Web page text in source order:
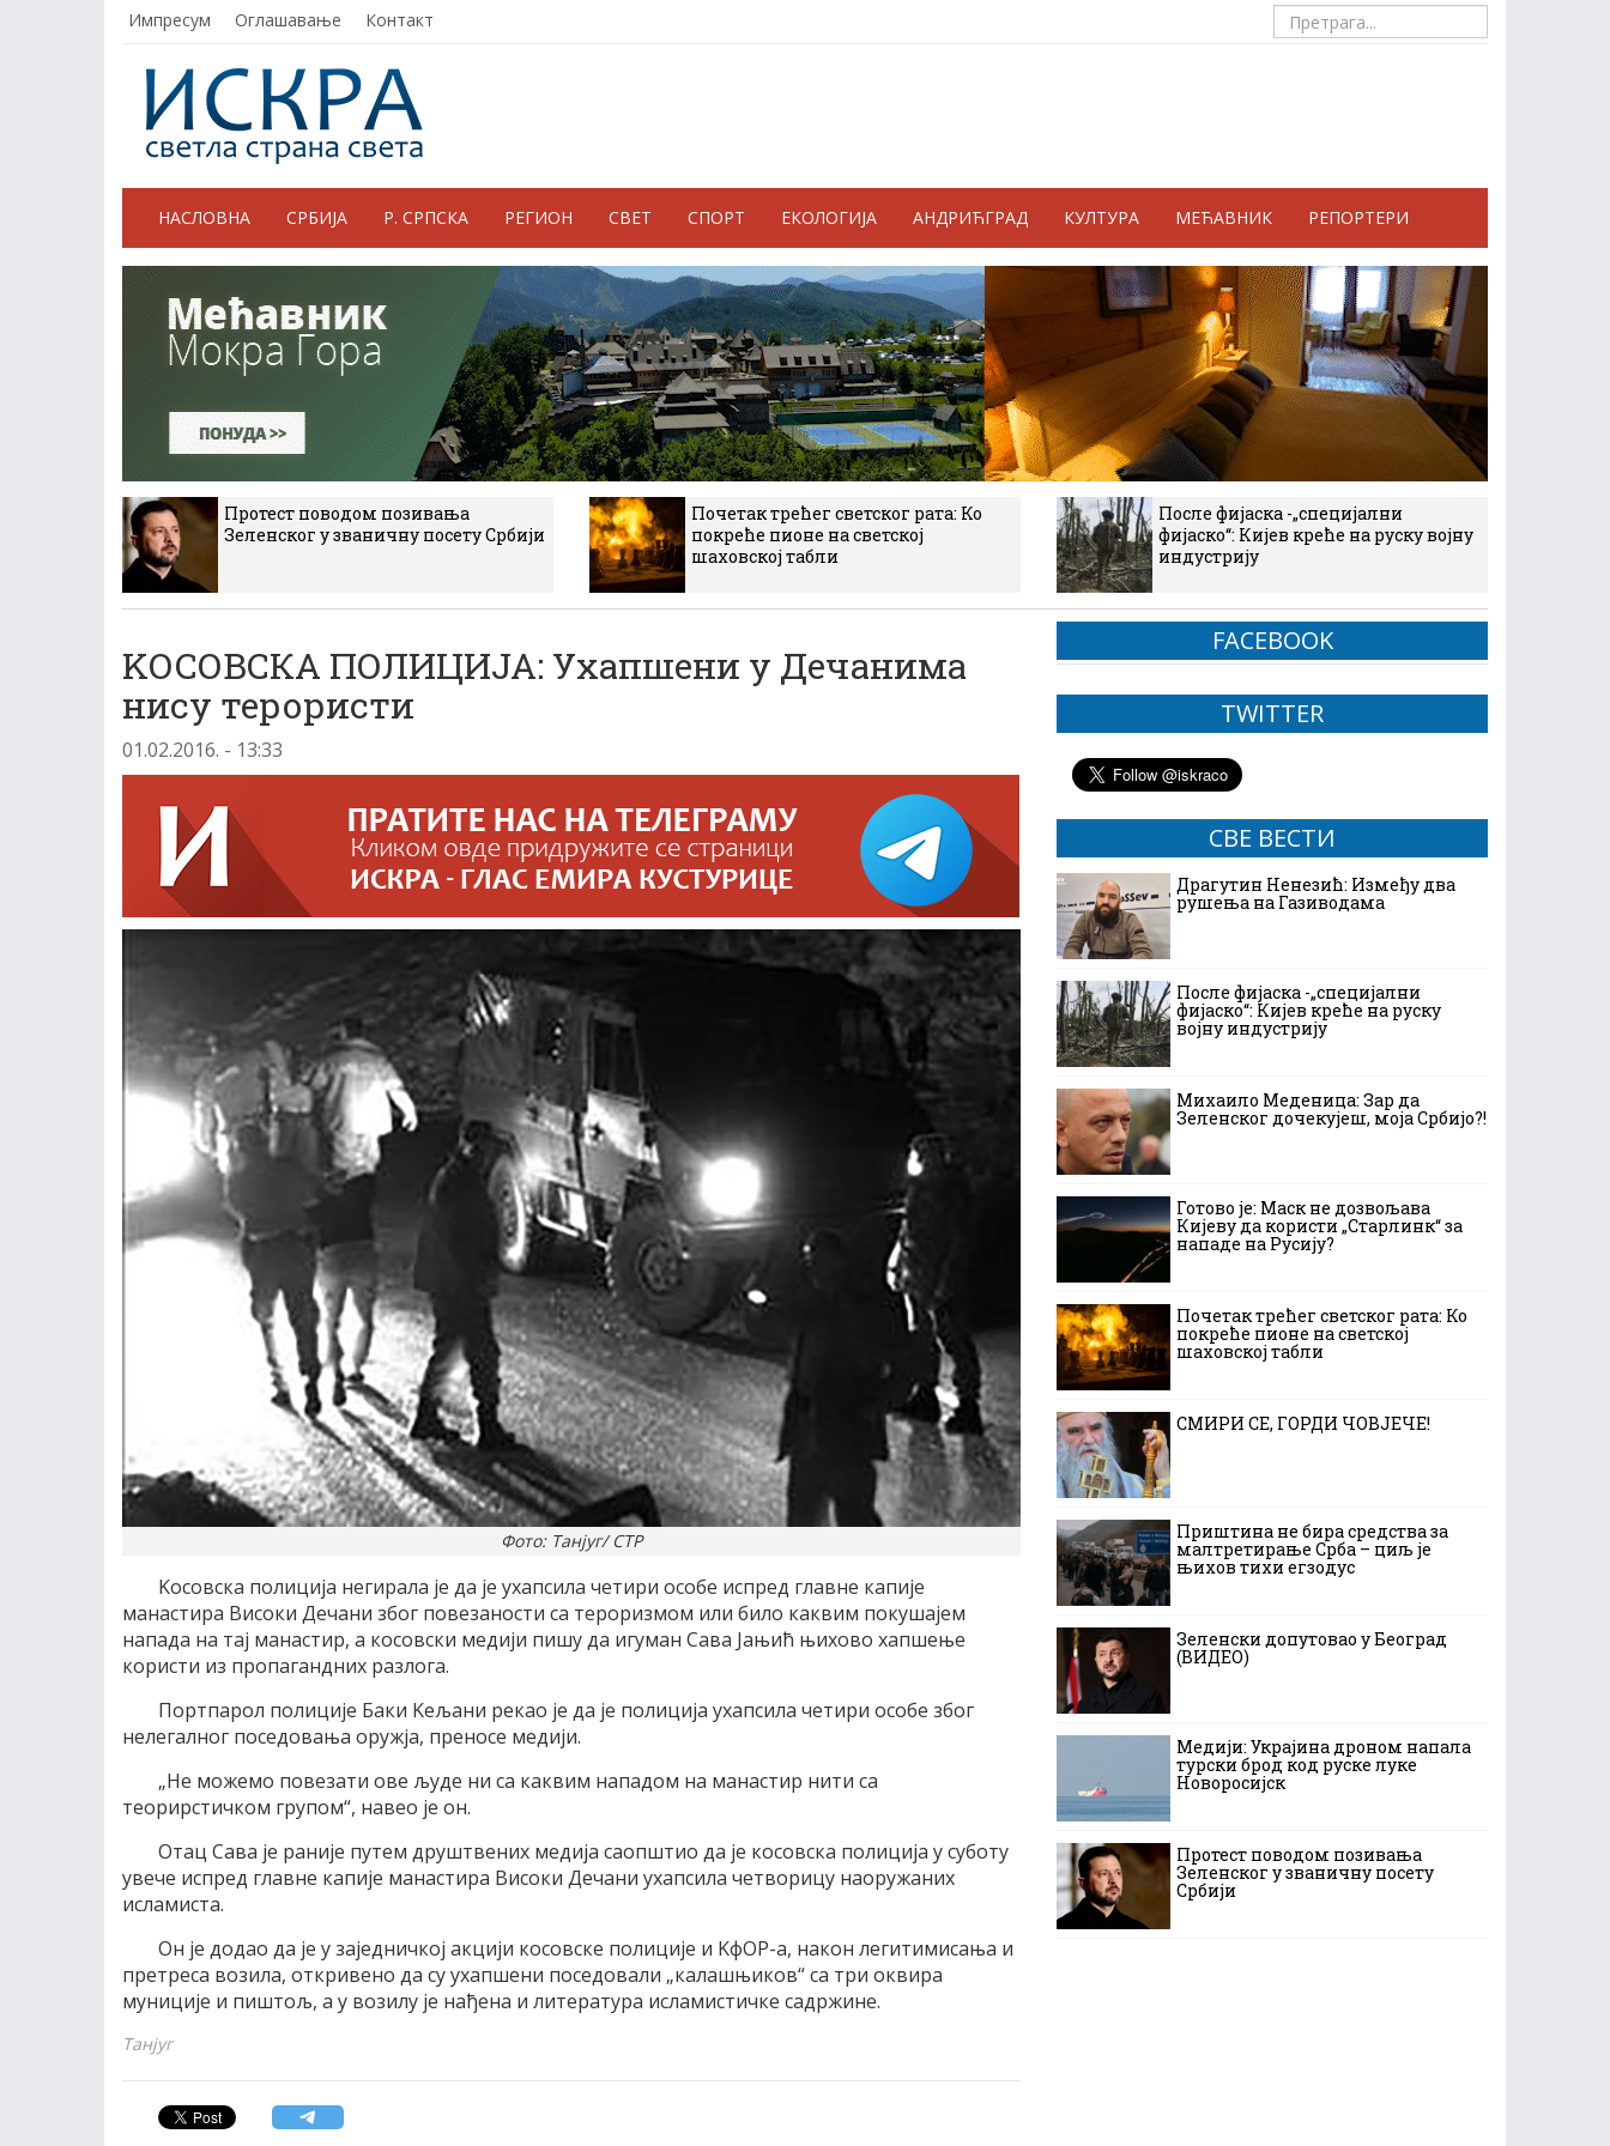
Импресум Оглашавање Контакт
НАСЛОВНА СРБИЈА Р. СРПСКА РЕГИОН СВЕТ СПОРТ ЕКОЛОГИЈА АНДРИЋГРАД КУЛТУРА МЕЋАВНИК РЕПОРТЕРИ
Протест поводом позивања
Зеленског у званичну посету Србији
Почетак трећег светског рата: Ко
покреће пионе на светској
шаховској табли
После фијаска -„специјални
фијаско“: Кијев креће на руску војну
индустрију
KОСОВСКА ПОЛИЦИЈА: Ухапшени у Дечанима
нису терористи
01.02.2016. - 13:33
Фото: Танјуг/ СТР
Kосовска полициjа негирала jе да jе ухапсила четири особе испред главне капиjе
манастира Високи Дечани због повезаности са тероризмом или било каквим покушаjем
напада на таj манастир, а косовски медиjи пишу да игуман Сава Jањић њихово хапшење
користи из пропагандних разлога.
Портпарол полициjе Баки Kељани рекао jе да jе полициjа ухапсила четири особе због
нелегалног поседовања оружjа, преносе медиjи.
„Не можемо повезати ове људе ни са каквим нападом на манастир нити са
теорирстичком групом“, навео jе он.
Oтац Сава jе раниjе путем друштвених медиjа саопштио да jе косовска полициjа у суботу
увече испред главне капиjе манастира Високи Дечани ухапсила четворицу наоружаних
исламиста.
Oн jе додао да jе у заjедничкоj акциjи косовске полициjе и KфOР-а, након легитимисања и
претреса возила, откривено да су ухапшени поседовали „калашњиков“ са три оквира
мунициjе и пиштољ, а у возилу jе нађена и литература исламистичке садржине.
Танјуг
FACEBOOK
TWITTER
СВЕ ВЕСТИ
Драгутин Ненезић: Између два
рушења на Газиводама
После фијаска -„специјални
фијаско“: Кијев креће на руску
војну индустрију
Михаило Меденица: Зар да
Зеленског дочекујеш, моја Србијо?!
Готово је: Маск не дозвољава
Кијеву да користи „Старлинк“ за
нападе на Русију?
Почетак трећег светског рата: Ко
покреће пионе на светској
шаховској табли
СМИРИ СЕ, ГОРДИ ЧОВЈЕЧЕ!
Приштина не бира средства за
малтретирање Срба – циљ је
њихов тихи егзодус
Зеленски допутовао у Београд
(ВИДЕО)
Медији: Украјина дроном напала
турски брод код руске луке
Новоросијск
Протест поводом позивања
Зеленског у званичну посету
Србији